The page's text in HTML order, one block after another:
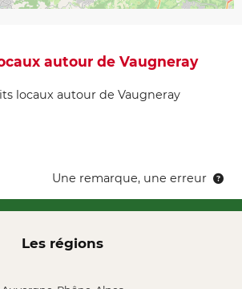
autour de Vaugneray
locaux autour de Vaugneray
Une remarque, une erreur
Les régions